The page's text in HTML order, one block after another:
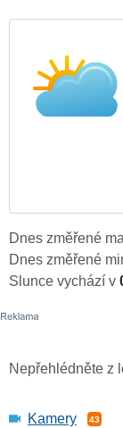
Dnes změřené
Dnes změřené
Slunce vychází v
Nepřehlédněte z
Kamery 43